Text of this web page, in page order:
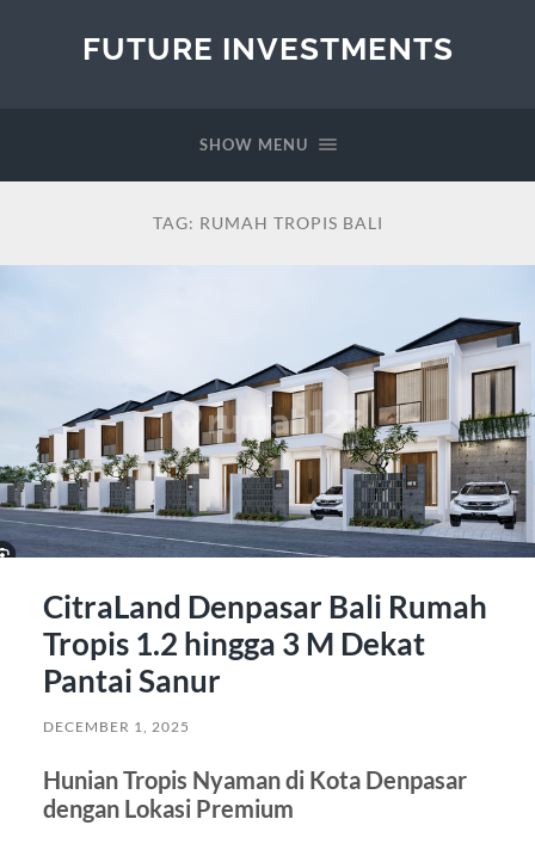
FUTURE INVESTMENTS
SHOW MENU
TAG: RUMAH TROPIS BALI
CitraLand Denpasar Bali Rumah
Tropis 1.2 hingga 3 M Dekat
Pantai Sanur
DECEMBER 1, 2025
Hunian Tropis Nyaman di Kota Denpasar
dengan Lokasi Premium